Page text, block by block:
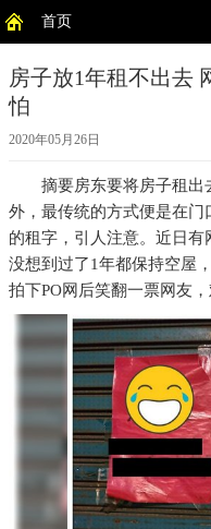
首页
房子放1年租不出去
怕
2020年05月26日
摘要房东要将房子租出
外，最传统的方式便是在
的租字，引人注意。近日有
没想到过了1年都保持空屋
拍下PO网后笑翻一票网友